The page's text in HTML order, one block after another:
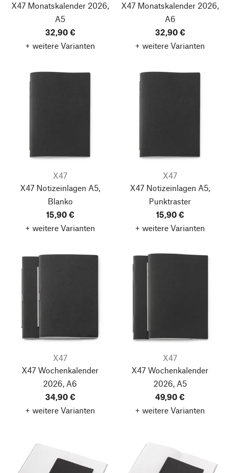
X47 Monatskalender 2026,
A5
32,90 €
+ weitere Varianten
X47 Monatskalender 2026,
A6
32,90 €
+ weitere Varianten
X47
X47 Notizeinlagen A5,
Blanko
15,90 €
+ weitere Varianten
X47
X47 Notizeinlagen A5,
Punktraster
15,90 €
+ weitere Varianten
X47
X47 Wochenkalender
2026, A6
34,90 €
+ weitere Varianten
X47
X47 Wochenkalender
2026, A5
49,90 €
+ weitere Varianten